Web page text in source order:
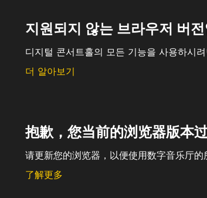
지원되지 않는 브라우저 버
디지털 콘서트홀의 모든 기능을 사용하시
더 알아보기
抱歉，您当前的浏览器版本
请更新您的浏览器，以便使用数字音乐厅的
了解更多